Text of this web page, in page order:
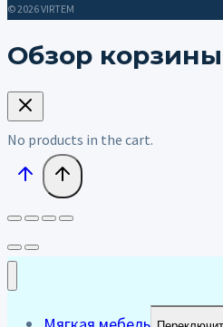
© 2026 VIRTEM
Обзор корзины
No products in the cart.